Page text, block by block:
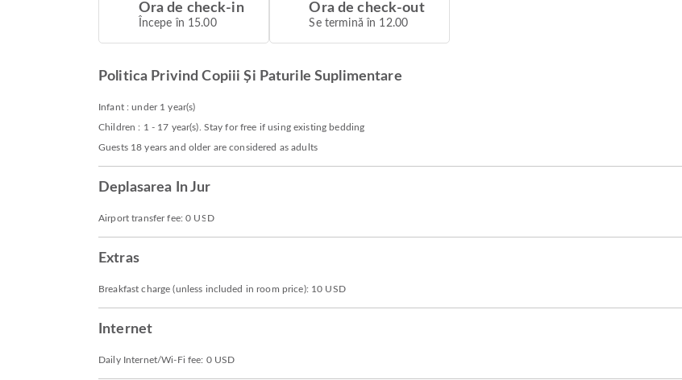
Ora de check-in
Începe în 15.00
Ora de check-out
Se termină în 12.00
Politica Privind Copiii Și Paturile Suplimentare
Infant : under 1 year(s)
Children : 1 - 17 year(s). Stay for free if using existing bedding
Guests 18 years and older are considered as adults
Deplasarea In Jur
Airport transfer fee: 0 USD
Extras
Breakfast charge (unless included in room price): 10 USD
Internet
Daily Internet/Wi-Fi fee: 0 USD